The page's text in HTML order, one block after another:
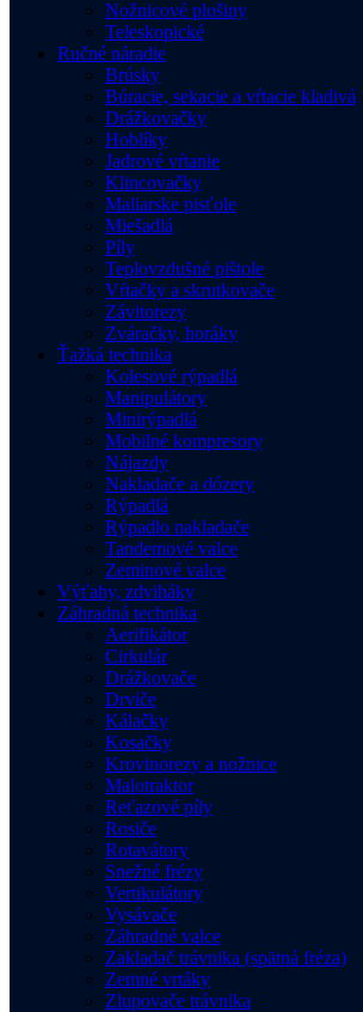
Nožnicové plošiny
Teleskopické
Ručné náradie
Brúsky
Búracie, sekacie a vŕtacie kladivá
Drážkovačky
Hoblíky
Jadrové vŕtanie
Klincovačky
Maliarske pisťole
Miešadlá
Píly
Teplovzdušné pištole
Vŕtačky a skrutkovače
Závitorezy
Zváračky, horáky
Ťažká technika
Kolesové rýpadlá
Manipulátory
Minirýpadlá
Mobilné kompresory
Nájazdy
Nakladače a dózery
Rýpadlá
Rýpadlo nakladače
Tandemové valce
Zeminové valce
Výťahy, zdviháky
Záhradná technika
Aerifikátor
Cirkulár
Drážkovače
Drviče
Kálačky
Kosačky
Krovinorezy a nožnice
Malotraktor
Reťazové píly
Rosiče
Rotavátory
Snežné frézy
Vertikulátory
Vysávače
Záhradné valce
Zakladač trávnika (spätná fréza)
Zemné vrtáky
Zlupovače trávnika